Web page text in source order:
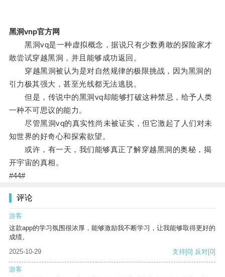
黑洞vnp官方网
黑洞vq是一种虚拟概念，据说只有少数勇敢的探险家才
敢尝试穿越黑洞，并且能够成功返回。
穿越黑洞被认为是对自然规律的极限挑战，因为黑洞的
引力极其强大，甚至光线都无法逃脱。
但是，传说中的黑洞vq却能够打破这种禁忌，给予人类
一种不可思议的能力。
尽管黑洞vq的真实性尚未被证实，但它激起了人们对未
知世界的好奇心和探索欲望。
或许，有一天，我们能够真正了解穿越黑洞的奥秘，揭
开宇宙的真相。
#44#
评论
游客
这款app的学习氛围很浓厚，能够激励我不断学习，让我能够取得更好的
成绩。
2025-10-29
支持[0] 反对[0]
游客